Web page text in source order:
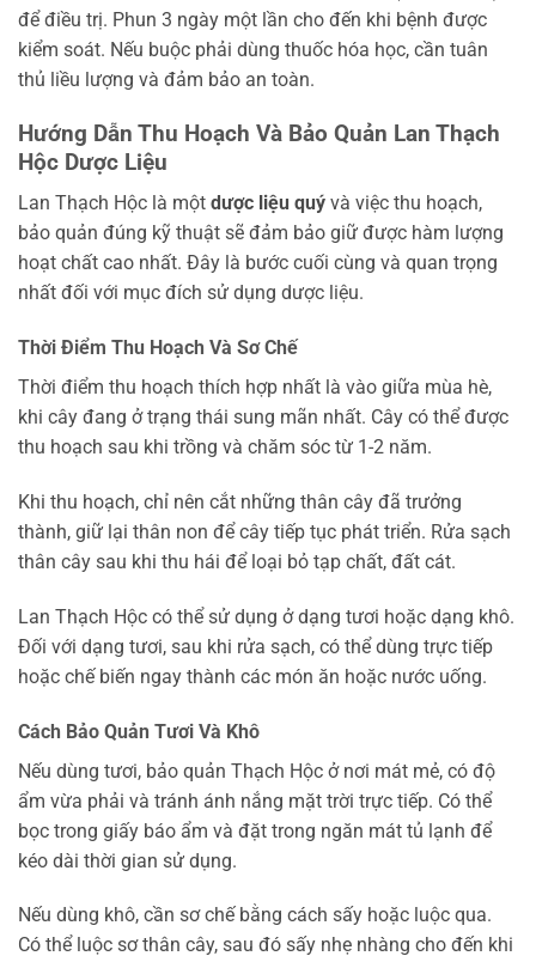
để điều trị. Phun 3 ngày một lần cho đến khi bệnh được
kiểm soát. Nếu buộc phải dùng thuốc hóa học, cần tuân
thủ liều lượng và đảm bảo an toàn.
Hướng Dẫn Thu Hoạch Và Bảo Quản Lan Thạch
Hộc Dược Liệu
Lan Thạch Hộc là một dược liệu quý và việc thu hoạch,
bảo quản đúng kỹ thuật sẽ đảm bảo giữ được hàm lượng
hoạt chất cao nhất. Đây là bước cuối cùng và quan trọng
nhất đối với mục đích sử dụng dược liệu.
Thời Điểm Thu Hoạch Và Sơ Chế
Thời điểm thu hoạch thích hợp nhất là vào giữa mùa hè,
khi cây đang ở trạng thái sung mãn nhất. Cây có thể được
thu hoạch sau khi trồng và chăm sóc từ 1-2 năm.
Khi thu hoạch, chỉ nên cắt những thân cây đã trưởng
thành, giữ lại thân non để cây tiếp tục phát triển. Rửa sạch
thân cây sau khi thu hái để loại bỏ tạp chất, đất cát.
Lan Thạch Hộc có thể sử dụng ở dạng tươi hoặc dạng khô.
Đối với dạng tươi, sau khi rửa sạch, có thể dùng trực tiếp
hoặc chế biến ngay thành các món ăn hoặc nước uống.
Cách Bảo Quản Tươi Và Khô
Nếu dùng tươi, bảo quản Thạch Hộc ở nơi mát mẻ, có độ
ẩm vừa phải và tránh ánh nắng mặt trời trực tiếp. Có thể
bọc trong giấy báo ẩm và đặt trong ngăn mát tủ lạnh để
kéo dài thời gian sử dụng.
Nếu dùng khô, cần sơ chế bằng cách sấy hoặc luộc qua.
Có thể luộc sơ thân cây, sau đó sấy nhẹ nhàng cho đến khi